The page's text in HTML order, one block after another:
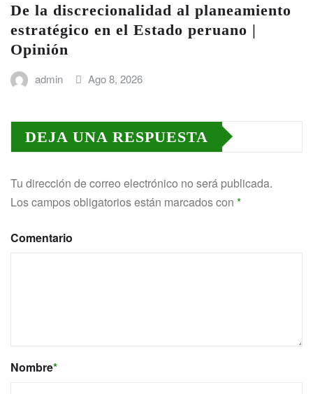
De la discrecionalidad al planeamiento
estratégico en el Estado peruano |
Opinión
admin Ago 8, 2026
DEJA UNA RESPUESTA
Tu dirección de correo electrónico no será publicada.
Los campos obligatorios están marcados con *
Comentario
Nombre*